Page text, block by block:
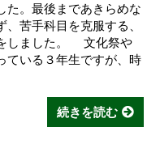
た。最後まであきらめな
苦手科目を克服する、
しました。 文化祭や
ている３年生ですが、時
続きを読む